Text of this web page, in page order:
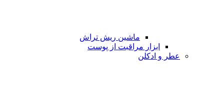
ماشین ریش تراش
ابزار مراقبت از پوست
عطر و ادکلن